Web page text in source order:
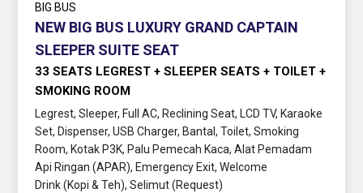
BIG BUS
NEW BIG BUS LUXURY GRAND CAPTAIN
SLEEPER SUITE SEAT
33 SEATS LEGREST + SLEEPER SEATS + TOILET +
SMOKING ROOM
Legrest, Sleeper, Full AC, Reclining Seat, LCD TV, Karaoke
Set, Dispenser, USB Charger, Bantal, Toilet, Smoking
Room, Kotak P3K, Palu Pemecah Kaca, Alat Pemadam
Api Ringan (APAR), Emergency Exit, Welcome
Drink (Kopi & Teh), Selimut (Request)